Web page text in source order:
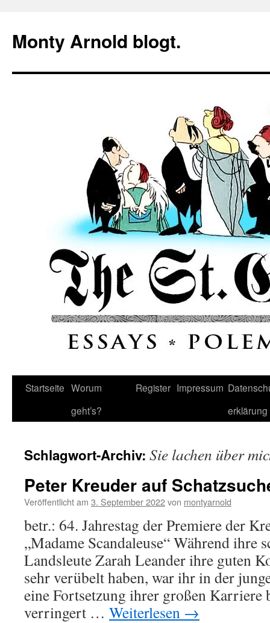
springen
Monty Arnold blogt.
Startseite Worum
geht’s?
Register Impressum
erklärung
Schlagwort-Archiv: Sie lachen über
Peter Kreuder auf
Veröffentlicht am 3. September 2022von montyarnold
betr.: 64. Jahrestag der Premiere der
„Madame Scandaleuse“ Während ihre
Landsleute Zarah Leander ihre guten
sehr verübelt haben, war ihr in der
eine Fortsetzung ihrer großen Karriere
verringert … Weiterlesen →